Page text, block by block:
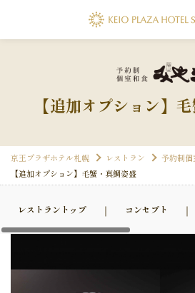
【追加オプション】
京王プラザホテル札幌 レストラン
予約制個
【追加オプション】毛蟹・真鯛姿盛
レストラントップ コンセプト
Facility
Access
セプト ▸ ホテル会員 ▸ 会社案内
▸ プレスリリース ▸ 約款・規則
フォ
フォ
ジム
代表電話
011-271-
ジム
9264
・会員
9260